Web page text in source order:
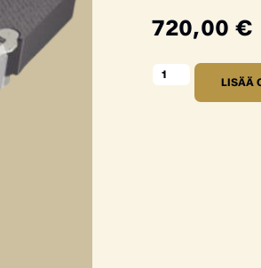
720,00 €
LISÄÄ